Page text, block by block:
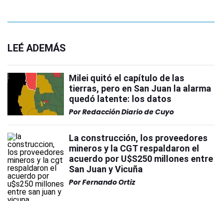
LEÉ ADEMÁS
Milei quitó el capítulo de las
tierras, pero en San Juan la alarma
quedó latente: los datos
PorRedacción Diario de Cuyo
La construcción, los proveedores
mineros y la CGT respaldaron el
acuerdo por U$S250 millones entre
San Juan y Vicuña
PorFernando Ortiz